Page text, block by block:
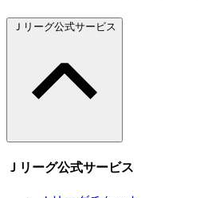
Ｊリーグ公式サービス
Ｊリーグ公式サービス